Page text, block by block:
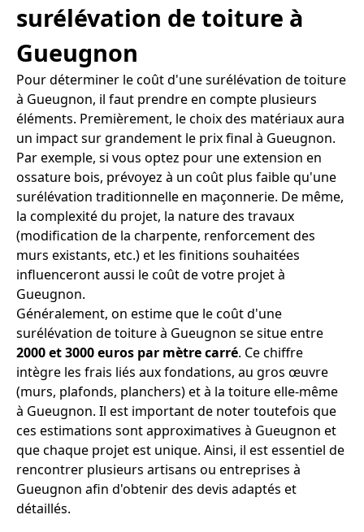
surélévation de toiture à
Gueugnon
Pour déterminer le coût d'une surélévation de toiture
à Gueugnon, il faut prendre en compte plusieurs
éléments. Premièrement, le choix des matériaux aura
un impact sur grandement le prix final à Gueugnon.
Par exemple, si vous optez pour une extension en
ossature bois, prévoyez à un coût plus faible qu'une
surélévation traditionnelle en maçonnerie. De même,
la complexité du projet, la nature des travaux
(modification de la charpente, renforcement des
murs existants, etc.) et les finitions souhaitées
influenceront aussi le coût de votre projet à
Gueugnon.
Généralement, on estime que le coût d'une
surélévation de toiture à Gueugnon se situe entre
2000 et 3000 euros par mètre carré. Ce chiffre
intègre les frais liés aux fondations, au gros œuvre
(murs, plafonds, planchers) et à la toiture elle-même
à Gueugnon. Il est important de noter toutefois que
ces estimations sont approximatives à Gueugnon et
que chaque projet est unique. Ainsi, il est essentiel de
rencontrer plusieurs artisans ou entreprises à
Gueugnon afin d'obtenir des devis adaptés et
détaillés.